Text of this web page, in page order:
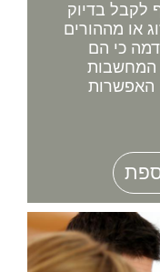
לקבל בדיוק
או מההורים
כי הם
המחשבות
האפשרות